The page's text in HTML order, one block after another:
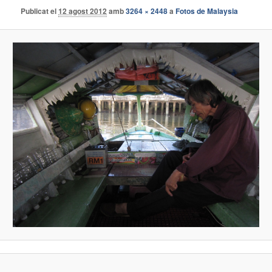
Publicat el12 agost 2012 amb3264 × 2448aFotos de Malaysia